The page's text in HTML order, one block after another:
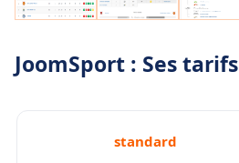
JoomSport : Ses tarifs
standard